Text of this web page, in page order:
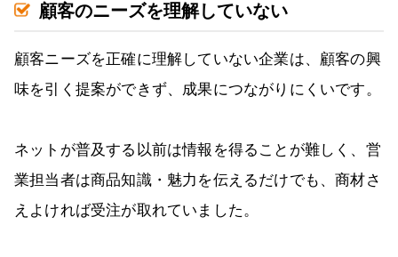
顧客のニーズを理解していない
顧客ニーズを正確に理解していない企業は、顧客の興
味を引く提案ができず、成果につながりにくいです。
ネットが普及する以前は情報を得ることが難しく、営
業担当者は商品知識・魅力を伝えるだけでも、商材さ
えよければ受注が取れていました。